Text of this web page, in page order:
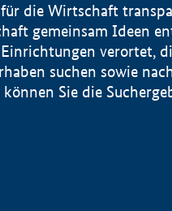
die Wirtschaft
gemeinsam Ideen
verortet,
suchen sowie
Sie die